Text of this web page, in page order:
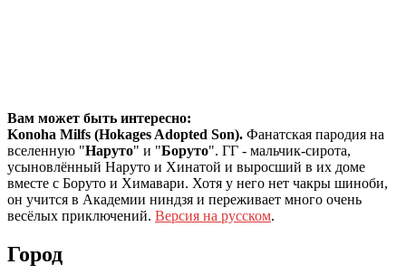
Вам может быть интересно:
Konoha Milfs (Hokages Adopted Son). Фанатская пародия на
вселенную "Наруто" и "Боруто". ГГ - мальчик-сирота,
усыновлённый Наруто и Хинатой и выросший в их доме
вместе с Боруто и Химавари. Хотя у него нет чакры шиноби,
он учится в Академии ниндзя и переживает много очень
весёлых приключений. Версия на русском.
Город